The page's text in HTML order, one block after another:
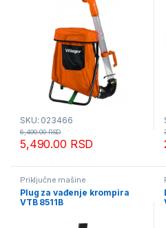
SKU: 023466
5,490.00 RSD
6,490.00RSD
Priključne mašine
Plug za vađenje krompira
VTB 8511B